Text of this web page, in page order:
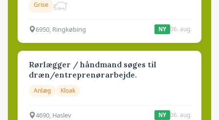
Grise
6950, Ringkøbing NY 06. aug.
Rørlægger / håndmand søges til
dræn/entreprenørarbejde.
Anlæg Kloak
4690, Haslev NY 06. aug.